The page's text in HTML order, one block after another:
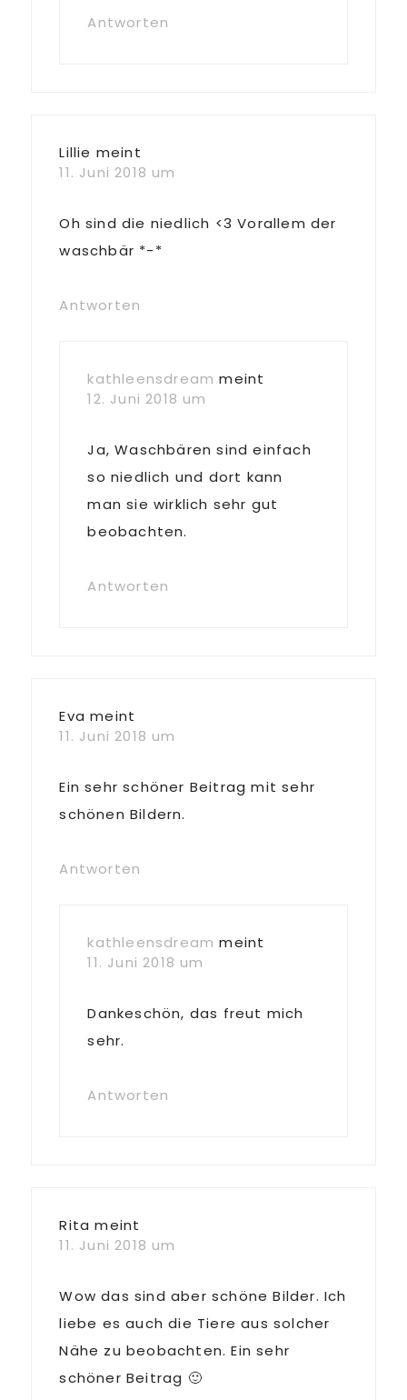
Antworten
Lillie meint
11. Juni 2018 um
Oh sind die niedlich <3 Vorallem der
waschbär *-*
Antworten
kathleensdream meint
12. Juni 2018 um
Ja, Waschbären sind einfach
so niedlich und dort kann
man sie wirklich sehr gut
beobachten.
Antworten
Eva meint
11. Juni 2018 um
Ein sehr schöner Beitrag mit sehr
schönen Bildern.
Antworten
kathleensdream meint
11. Juni 2018 um
Dankeschön, das freut mich
sehr.
Antworten
Rita meint
11. Juni 2018 um
Wow das sind aber schöne Bilder. Ich
liebe es auch die Tiere aus solcher
Nähe zu beobachten. Ein sehr
schöner Beitrag 🙂